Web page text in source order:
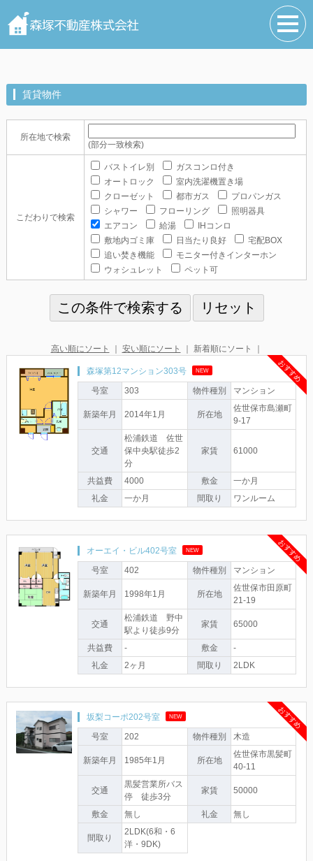
賃貸物件
所在地で検索
(部分一致検索)
こだわりで検索
バストイレ別
ガスコンロ付き
オートロック
室内洗濯機置き場
クローゼット
都市ガス
プロパンガス
シャワー
フローリング
照明器具
エアコン
給湯
IHコンロ
敷地内ゴミ庫
日当たり良好
宅配BOX
追い焚き機能
モニター付きインターホン
ウォシュレット
ペット可
高い順にソート 安い順にソート ｜ 新着順にソート ｜
森塚第12マンション303号 NEW
号室 303 物件種別 マンション
新築年月 2014年1月 所在地
佐世保市島瀬町
9-17
交通
松浦鉄道 佐世
保中央駅徒歩2
分
家賃 61000
共益費 4000 敷金
一か月
礼金
一か月 間取り ワンルーム
おすすめ
オーエイ・ビル402号室 NEW
号室 402 物件種別 マンション
新築年月 1998年1月 所在地
佐世保市田原町
21-19
交通
松浦鉄道 野中
駅より徒歩9分
家賃 65000
共益費 - 敷金
-
礼金
2ヶ月 間取り 2LDK
おすすめ
坂梨コーポ202号室 NEW
号室 202 物件種別 木造
新築年月 1985年1月 所在地
佐世保市黒髪町
40-11
交通
黒髪営業所バス
停 徒歩3分
家賃 50000
敷金 無し 礼金 無し
間取り
2LDK(6和・6
洋・9DK)
おすすめ